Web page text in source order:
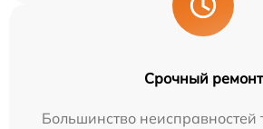
Срочный ремонт
Большинство неисправностей